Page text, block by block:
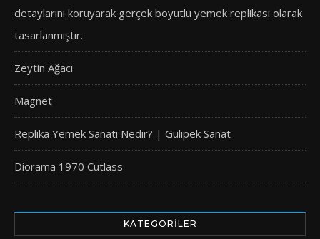
detaylarını koruyarak gerçek boyutlu yemek replikası olarak
tasarlanmıştır.
Zeytin Ağacı
Magnet
Replika Yemek Sanatı Nedir? | Gülipek Sanat
Diorama 1970 Cutlass
KATEGORILER